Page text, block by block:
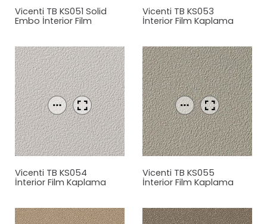
Vicenti TB KS051 Solid
Embo İnterior Film
Vicenti TB KS053
İnterior Film Kaplama
Vicenti TB KS054
İnterior Film Kaplama
Vicenti TB KS055
İnterior Film Kaplama